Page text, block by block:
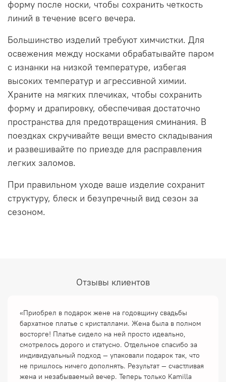
форму после носки, чтобы сохранить четкость
линий в течение всего вечера.
Большинство изделий требуют химчистки. Для
освежения между носками обрабатывайте паром
с изнанки на низкой температуре, избегая
высоких температур и агрессивной химии.
Храните на мягких плечиках, чтобы сохранить
форму и драпировку, обеспечивая достаточно
пространства для предотвращения сминания. В
поездках скручивайте вещи вместо складывания
и развешивайте по приезде для расправления
легких заломов.
При правильном уходе ваше изделие сохранит
структуру, блеск и безупречный вид сезон за
сезоном.
Отзывы клиентов
«Приобрел в подарок жене на годовщину свадьбы
бархатное платье с кристаллами. Жена была в полном
восторге! Платье сидело на ней просто идеально,
смотрелось дорого и статусно. Отдельное спасибо за
индивидуальный подход — упаковали подарок так, что
не пришлось ничего дополнять. Результат — счастливая
жена и незабываемый вечер. Теперь только Kamilla